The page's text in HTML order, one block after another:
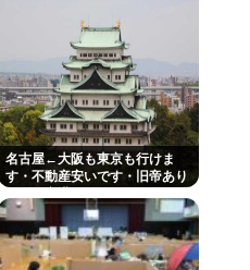
名古屋←大阪も東京も行けま
す・不動産安いです・旧帝あり
由